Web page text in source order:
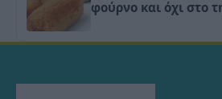
φούρνο και όχι στο